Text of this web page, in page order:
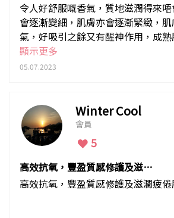
令人好舒服嘅香氣，質地滋潤得來
會逐漸變細，肌膚亦會逐漸緊緻，
氣，好吸引之餘又有醒神作用，成
蹟面霜！
顯示更多
05.07.2023
Winter Cool
會員
5
高效抗氧，豐盈質感修護及滋潤
疲倦肌膚
高效抗氧，豐盈質感修護及滋潤疲倦